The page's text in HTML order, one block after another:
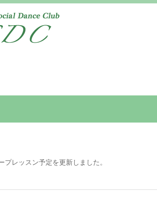
プレッスン予定を更新しました。